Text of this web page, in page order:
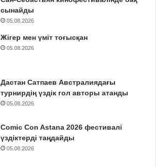
сынайды
05.08.2026
Жігер мен үміт тоғысқан
05.08.2026
Дастан Сатпаев Австралиядағы
турнирдің үздік гол авторы атанды
05.08.2026
Comic Con Astana 2026 фестивалі
үздіктерді таңдайды
05.08.2026